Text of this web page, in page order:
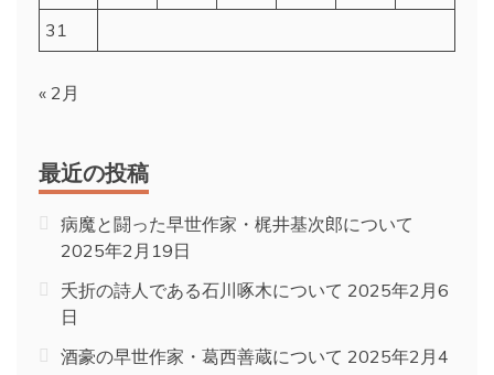
31
« 2月
最近の投稿
病魔と闘った早世作家・梶井基次郎について
2025年2月19日
夭折の詩人である石川啄木について 2025年2月6
日
酒豪の早世作家・葛西善蔵について 2025年2月4